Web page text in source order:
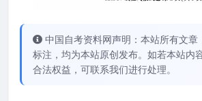
中国自考资料网声明：本站所有文章
标注，均为本站原创发布。如若本站内
合法权益，可联系我们进行处理。